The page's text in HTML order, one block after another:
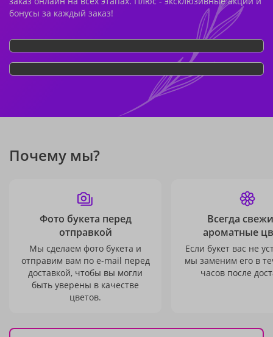
бонусы за каждый заказ!
Почему мы?
Фото букета перед
отправкой
Мы сделаем фото букета и
отправим вам по e-mail перед
доставкой, чтобы вы могли
быть уверены в качестве
цветов.
Всегда
ароматные
Если букет вас не
мы заменим его в
часов после